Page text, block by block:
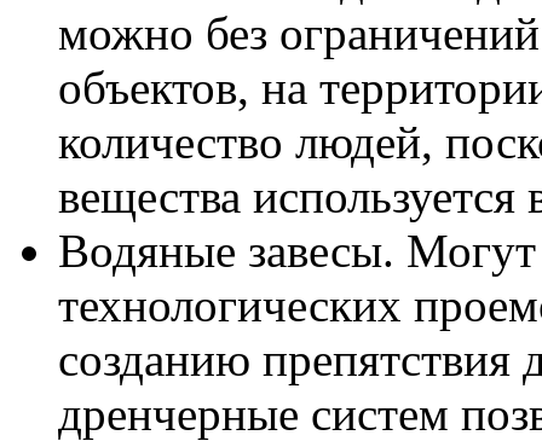
можно без
объектов, на
количество людей,
вещества используется
Водяные завесы. Могут
технологических
созданию препятствия
дренчерные систем